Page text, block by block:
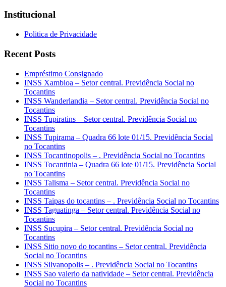
Institucional
Politica de Privacidade
Recent Posts
Empréstimo Consignado
INSS Xambioa – Setor central. Previdência Social no
Tocantins
INSS Wanderlandia – Setor central. Previdência Social no
Tocantins
INSS Tupiratins – Setor central. Previdência Social no
Tocantins
INSS Tupirama – Quadra 66 lote 01/15. Previdência Social
no Tocantins
INSS Tocantinopolis – . Previdência Social no Tocantins
INSS Tocantinia – Quadra 66 lote 01/15. Previdência Social
no Tocantins
INSS Talisma – Setor central. Previdência Social no
Tocantins
INSS Taipas do tocantins – . Previdência Social no Tocantins
INSS Taguatinga – Setor central. Previdência Social no
Tocantins
INSS Sucupira – Setor central. Previdência Social no
Tocantins
INSS Sitio novo do tocantins – Setor central. Previdência
Social no Tocantins
INSS Silvanopolis – . Previdência Social no Tocantins
INSS Sao valerio da natividade – Setor central. Previdência
Social no Tocantins